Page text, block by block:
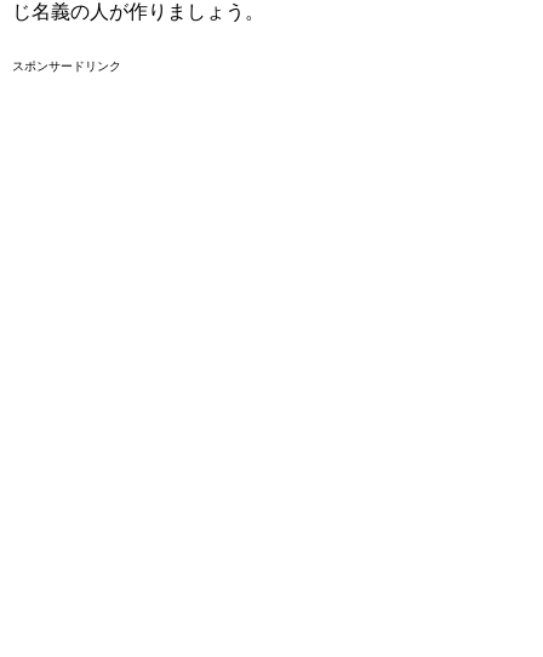
じ名義の人が作りましょう。
スポンサードリンク